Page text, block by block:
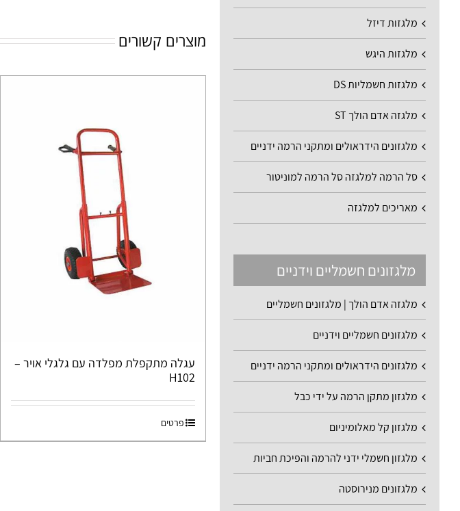
מוצרים קשורים
עגלה מתקפלת מפלדה עם גלגלי אויר –
H102
פרטים
מלגזות דיזל
מלגזות היגש
מלגזות חשמליות DS
מלגזה אדם הולך ST
מלגזונים הידראולים ומתקני הרמה ידניים
סל הרמה למלגזה סל הרמה למוניטור
מאריכים למלגזה
מלגזונים חשמליים וידניים
מלגזה אדם הולך | מלגזונים חשמליים
מלגזונים חשמליים וידניים
מלגזונים הידראולים ומתקני הרמה ידניים
מלגזון מתקן הרמה על ידי כבל
מלגזון קל מאלומיניום
מלגזון חשמלי ידני להרמה והפיכת חביות
מלגזונים מנירוסטה